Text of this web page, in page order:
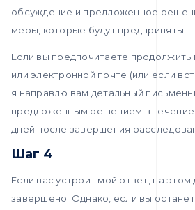
обсуждение и предложенное
меры, которые будут предприняты.
Если вы предпочитаете продолжить
или электронной почте (или если
я направлю вам детальный
предложенным решением в течение
дней после завершения
Шаг 4
Если вас устроит мой ответ, на этом
завершено. Однако, если вы